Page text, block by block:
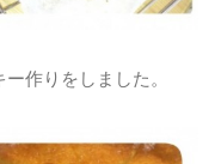
作りをしました。